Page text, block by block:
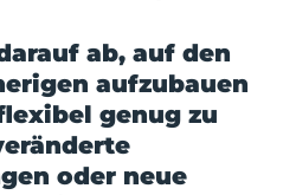
ab, auf den
aufzubauen
genug zu
oder neue